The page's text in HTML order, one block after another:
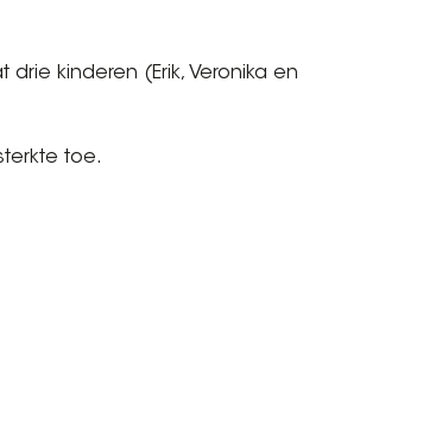
kinderen (Erik, Veronika en
toe.